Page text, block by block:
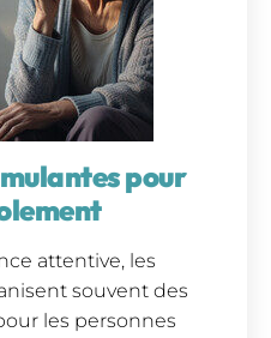
pour
attentive, les
souvent des
les personnes